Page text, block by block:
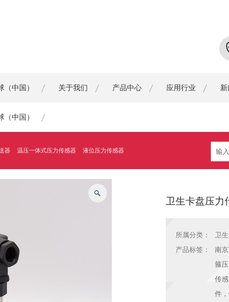
（中国） 关于我们 产品中心 应用行业
（中国）
器 温压一体式压力传感器 液位压力传感器
卫生卡盘压力
所属分类：
卫
产品标签：
南
箍
传
件